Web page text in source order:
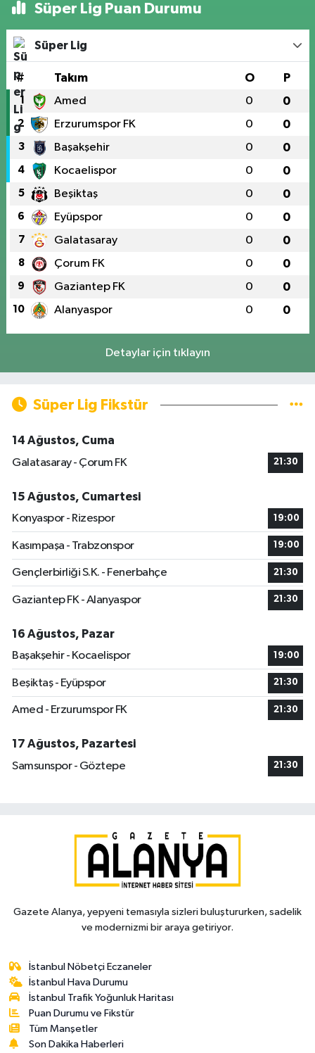
Süper Lig Puan Durumu
Süper Lig
# Takım O P
1 Amed 0 0
2 Erzurumspor FK 0 0
3 Başakşehir 0 0
4 Kocaelispor 0 0
5 Beşiktaş 0 0
6 Eyüpspor 0 0
7 Galatasaray 0 0
8 Çorum FK 0 0
9 Gaziantep FK 0 0
10 Alanyaspor 0 0
Detaylar için tıklayın
Süper Lig Fikstür
14 Ağustos, Cuma
Galatasaray - Çorum FK
21:30
15 Ağustos, Cumartesi
Konyaspor - Rizespor
19:00
Kasımpaşa - Trabzonspor 19:00
Gençlerbirliği S.K. - Fenerbahçe 21:30
Gaziantep FK - Alanyaspor 21:30
16 Ağustos, Pazar
Başakşehir - Kocaelispor
19:00
Beşiktaş - Eyüpspor 21:30
Amed - Erzurumspor FK 21:30
17 Ağustos, Pazartesi
Samsunspor - Göztepe
21:30
Gazete Alanya, yepyeni temasıyla sizleri buluştururken, sadelik
ve modernizmi bir araya getiriyor.
İstanbul Nöbetçi Eczaneler
İstanbul Hava Durumu
İstanbul Trafik Yoğunluk Haritası
Puan Durumu ve Fikstür
Tüm Manşetler
Son Dakika Haberleri